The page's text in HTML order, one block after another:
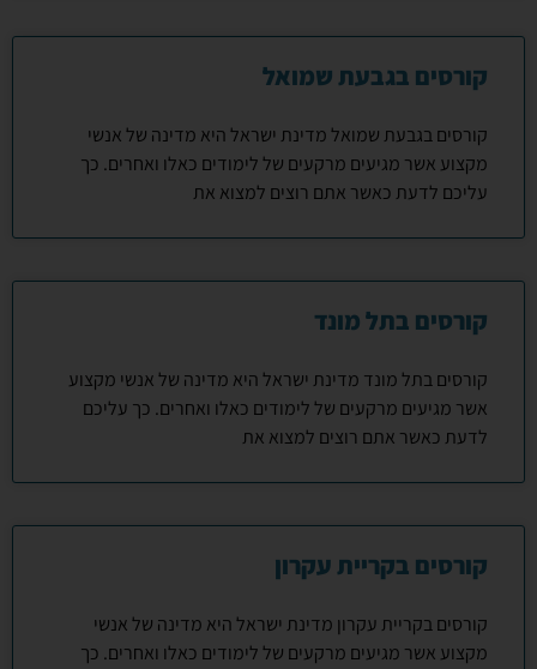
קורסים בגבעת שמואל
קורסים בגבעת שמואל מדינת ישראל היא מדינה של אנשי
מקצוע אשר מגיעים מרקעים של לימודים כאלו ואחרים. כך
עליכם לדעת כאשר אתם רוצים למצוא את
קורסים בתל מונד
קורסים בתל מונד מדינת ישראל היא מדינה של אנשי מקצוע
אשר מגיעים מרקעים של לימודים כאלו ואחרים. כך עליכם
לדעת כאשר אתם רוצים למצוא את
קורסים בקריית עקרון
קורסים בקריית עקרון מדינת ישראל היא מדינה של אנשי
מקצוע אשר מגיעים מרקעים של לימודים כאלו ואחרים. כך